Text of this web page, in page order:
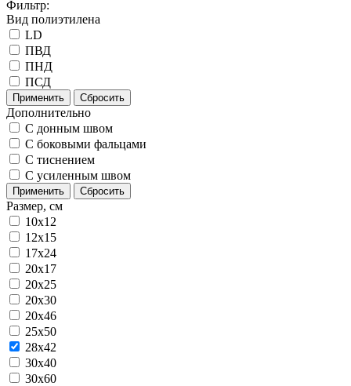
Фильтр:
Вид полиэтилена
LD
ПВД
ПНД
ПСД
Применить Сбросить
Дополнительно
C донным швом
С боковыми фальцами
С тиснением
С усиленным швом
Применить Сбросить
Размер, см
10x12
12x15
17x24
20x17
20x25
20x30
20x46
25x50
28x42
30x40
30x60